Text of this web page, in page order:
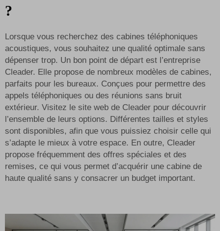
?
Lorsque vous recherchez des cabines téléphoniques
acoustiques, vous souhaitez une qualité optimale sans
dépenser trop. Un bon point de départ est l’entreprise
Cleader. Elle propose de nombreux modèles de cabines,
parfaits pour les bureaux. Conçues pour permettre des
appels téléphoniques ou des réunions sans bruit
extérieur. Visitez le site web de Cleader pour découvrir
l’ensemble de leurs options. Différentes tailles et styles
sont disponibles, afin que vous puissiez choisir celle qui
s’adapte le mieux à votre espace. En outre, Cleader
propose fréquemment des offres spéciales et des
remises, ce qui vous permet d’acquérir une cabine de
haute qualité sans y consacrer un budget important.